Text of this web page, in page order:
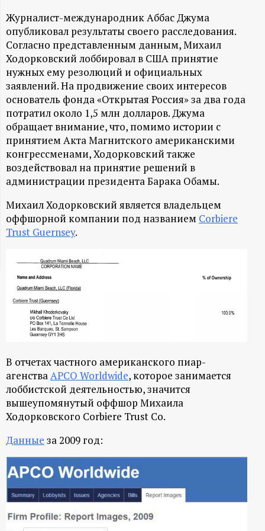
Н
-
и
н
ф
о
р
м
ц
н
н
ы
й
п
о
Журналист-международник Аббас Джума
опубликовал результаты своего расследования.
Согласно представленным данным, Михаил
Ходорковский лоббировал в США принятие
нужных ему резолюций и официальных
заявлений. На продвижение своих интересов
основатель фонда «Открытая Россия» за два года
потратил около 1,5 млн долларов. Джума
обращает внимание, что, помимо истории с
принятием Акта Магнитского американскими
конгрессменами, Ходорковский также
воздействовал на принятие решений в
администрации президента Барака Обамы.
Михаил Ходорковский является владельцем
оффшорной компании под названием Corbiere
Trust Guernsey.
В отчетах частного американского пиар-
агенстваAPCO Worldwide, которое занимается
лоббистской деятельностью, значится
вышеупомянутый оффшор Михаила
Ходорковского Corbiere Trust Co.
Данные за 2009 год: